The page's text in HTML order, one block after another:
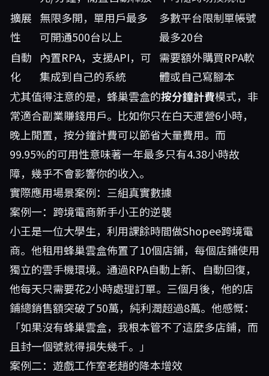
擴展
性
無限多開，單用戶最多
可開通500台以上
多數平台限制單帳號
最多20台
自動
化
內置RPA，支援API，可
集成到自己的系統
需要額外購買RPA軟
體或自己寫腳本
尤其值得注意的是，蜂巢雲盒的按分鐘計費模式，非
常適合副業賺錢用戶。比如你只在白天運營6小時，
晚上閒置，按分鐘計費可以節省大量費用。而
99.95%的可用性意味著一年最多只有4.38小時故
障，幾乎不會影響你的收入。
實際應用場景案例：三組真實數據
案例一：跨境電商新手小王的逆襲
小王是一位大學生，利用課餘時間做Shopee跨境電
商。他租用蜂巢雲盒佈置了10個店鋪，每個店鋪使用
獨立的雲手機環境。通過RPA自動上新、自動回復，
他每天只需要花2小時處理訂單。三個月後，他的店
鋪總銷售額突破了50萬，純利潤超過8萬。他感慨：
「如果沒有蜂巢雲盒，我根本管不了這麼多店鋪，而
且封一個號就得損失幾千。」
案例二：遊戲工作室老趙的降本增效